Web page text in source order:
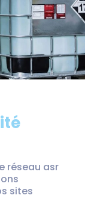
réseau asr
sites